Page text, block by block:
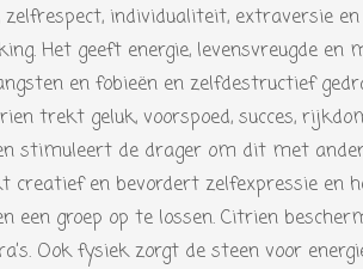
zelfrespect, individualiteit, extraversie
Het geeft energie, levensvreugde en
en fobieën en zelfdestructief
trekt geluk, voorspoed, succes,
stimuleert de drager om dit met
creatief en bevordert zelfexpressie en
een groep op te lossen. Citrien
Ook fysiek zorgt de steen voor